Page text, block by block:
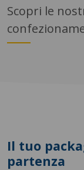
Scopri le
Il tuo
partenza